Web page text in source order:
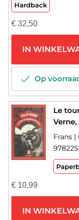
Hardback
€32,50
IN
Op
Le
Verne,
Frans |
€10,99
IN